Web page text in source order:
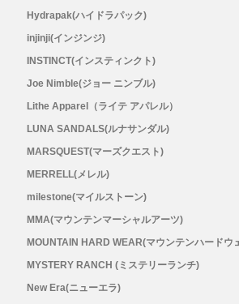
Hydrapak(ハイドラパック)
injinji(インジンジ)
INSTINCT(インスティンクト)
Joe Nimble(ジョー ニンブル)
Lithe Apparel（ライテ アパレル）
LUNA SANDALS(ルナサンダル)
MARSQUEST(マーズクエスト)
MERRELL(メレル)
milestone(マイルストーン)
MMA(マウンテンマーシャルアーツ)
MOUNTAIN HARD WEAR(マウンテンハードウ
MYSTERY RANCH (ミステリーランチ)
New Era(ニューエラ)